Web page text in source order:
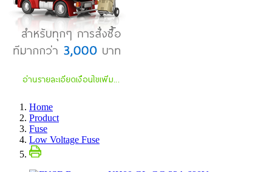
Home
Product
Fuse
Low Voltage Fuse